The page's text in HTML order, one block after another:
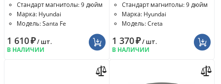
Стандарт магнитолы: 9 дюйм
Марка: Hyundai
Модель: Santa Fe
1 610₽/ шт.
В НАЛИЧИИ
Стандарт магнитолы: 9 дюйм
Марка: Hyundai
Модель: Creta
1 370₽/ шт.
В НАЛИЧИИ